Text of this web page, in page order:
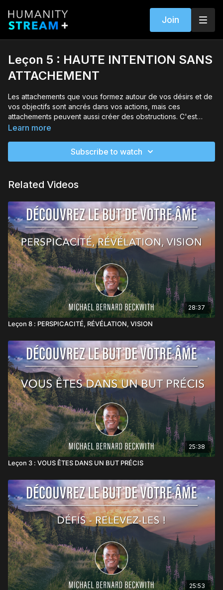
Join
Leçon 5 : HAUTE INTENTION SANS
ATTACHEMENT
Les attachements que vous formez autour de vos désirs et de
vos objectifs sont ancrés dans vos actions, mais ces
attachements peuvent aussi créer des obstructions. C'est
pourquoi c'est intégrale à suivre a un style de non-
créer une ferme objectif pour vivre votre vie quotidienne, tout
Learn more
Subscribe to watch
Related Videos
28:37
Leçon 8 : PERSPICACITÉ, RÉVÉLATION, VISION
25:38
Leçon 3 : VOUS ÊTES DANS UN BUT PRÉCIS
25:53